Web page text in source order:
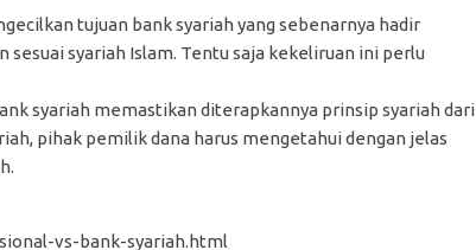
tujuan bank syariah yang sebenarnya hadir
syariah Islam. Tentu saja kekeliruan ini perlu
syariah memastikan diterapkannya prinsip syariah dari
pihak pemilik dana harus mengetahui dengan jelas
vs-bank-syariah.html